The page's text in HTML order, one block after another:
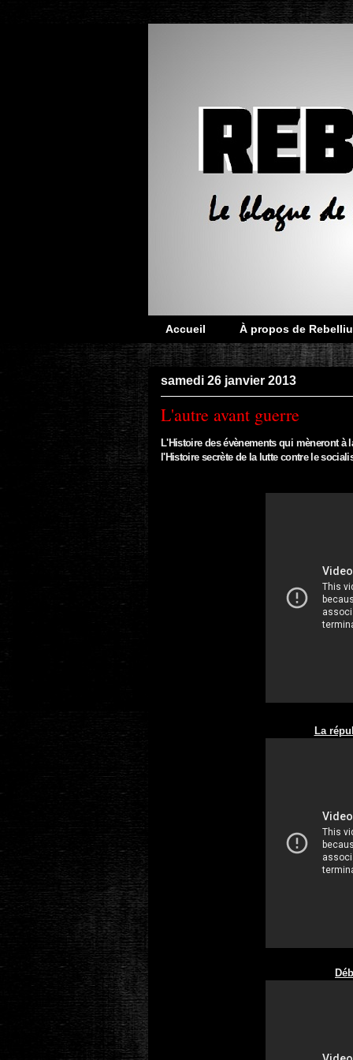
Accueil À propos de
samedi 26 janvier 2013
L'autre avant guerre
L'Histoire des évènements qui mèneront à
l'Histoire secrète de la lutte contre le
La